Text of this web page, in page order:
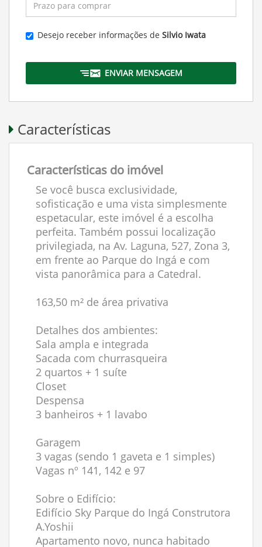
Desejo receber informações de Silvio Iwata
ENVIAR MENSAGEM
Características
Características do imóvel
Se você busca exclusividade,
sofisticação e uma vista simplesmente
espetacular, este imóvel é a escolha
perfeita. Também possui localização
privilegiada, na Av. Laguna, 527, Zona 3,
em frente ao Parque do Ingá e com
vista panorâmica para a Catedral.
163,50 m² de área privativa
Detalhes dos ambientes:
Sala ampla e integrada
Sacada com churrasqueira
2 quartos + 1 suíte
Closet
Despensa
3 banheiros + 1 lavabo
Garagem
3 vagas (sendo 1 gaveta e 1 simples)
Vagas nº 141, 142 e 97
Sobre o Edifício:
Edifício Sky Parque do Ingá Construtora
A.Yoshii
Apartamento novo, nunca habitado